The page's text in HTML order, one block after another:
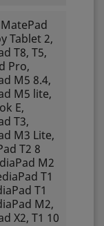
Tablet 2,
T8, T5,
Pro,
M5 8.4,
M5 lite,
E,
T3,
M3 Lite,
T2 8
M2
T1
T1
M2,
X2, T1 10